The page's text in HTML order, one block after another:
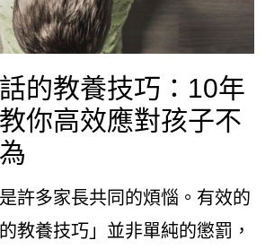
的教養技巧：10年
你高效應對孩子不
許多家長共同的煩惱。有效的
教養技巧」並非單純的懲罰，